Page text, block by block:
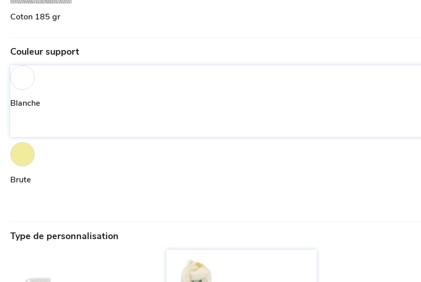
Coton 185 gr
Couleur support
Blanche
Brute
Type de personnalisation